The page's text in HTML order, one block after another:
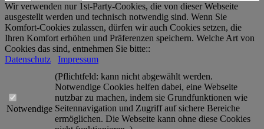
Wir verwenden nur 1st-Party-Cookies, die von dieser Webseite
ausgestellt werden und technisch notwendig sind. Wenn Sie
Komfort-Cookies zulassen, dürfen wir auch Cookies setzen, die
Ihren Komfort erhöhen und Präferenzen speichern. Welche Art von
Cookies das sind, entnehmen Sie bitte::
Datenschutz
Impressum
Notwendige
(Pflichtfeld: kann nicht abgewählt werden.
Notwendige Cookies helfen dabei, eine Webseite
nutzbar zu machen, indem sie Grundfunktionen wie
Seitennavigation und Zugriff auf sichere Bereiche
ermöglichen. Die Webseite kann ohne diese Cookies